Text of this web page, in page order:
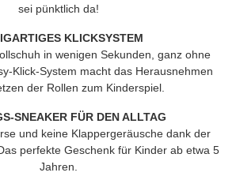
sei pünktlich da!
KLICKSYSTEM
in wenigen Sekunden, ganz ohne
Klick-System macht das Herausnehmen
der Rollen zum Kinderspiel.
SNEAKER FÜR DEN ALLTAG
und keine Klappergeräusche dank der
perfekte Geschenk für Kinder ab etwa 5
Jahren.